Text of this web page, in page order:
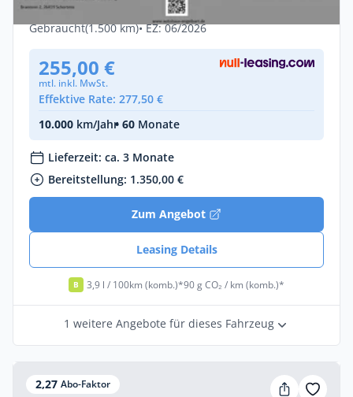
Benzin •Automatik •
116 PS (85 kW)
Gebraucht(1.500 km)• EZ: 06/2026
255,00 €
mtl. inkl. MwSt.
Effektive Rate: 277,50 €
10.000 km/Jahr• 60 Monate
Lieferzeit: ca. 3 Monate
Bereitstellung: 1.350,00 €
Zum Angebot
Leasing Details
B 3,9 l / 100km (komb.)*90 g CO₂ / km (komb.)*
1 weitere Angebote für dieses Fahrzeug
2,27 Abo-Faktor